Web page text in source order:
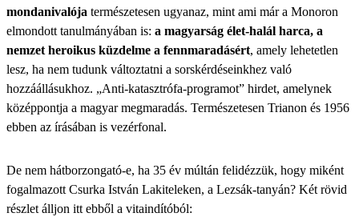
mondanivalója természetesen ugyanaz, mint ami már a Monoron
elmondott tanulmányában is: a magyarság élet-halál harca, a
nemzet heroikus küzdelme a fennmaradásért, amely lehetetlen
lesz, ha nem tudunk változtatni a sorskérdéseinkhez való
hozzáállásukhoz. „Anti-katasztrófa-programot” hirdet, amelynek
középpontja a magyar megmaradás. Természetesen Trianon és 1956
ebben az írásában is vezérfonal.
De nem hátborzongató-e, ha 35 év múltán felidézzük, hogy miként
fogalmazott Csurka István Lakiteleken, a Lezsák-tanyán? Két rövid
részlet álljon itt ebből a vitaindítóból: